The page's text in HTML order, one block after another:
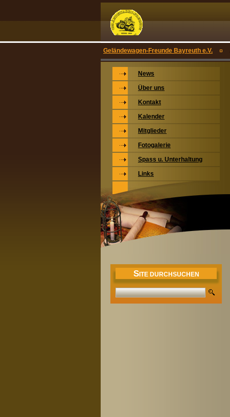
Geländewagen-Freunde Bayreuth e.V.
News
Über uns
Kontakt
Kalender
Mitglieder
Fotogalerie
Spass u. Unterhaltung
Links
SITE DURCHSUCHEN